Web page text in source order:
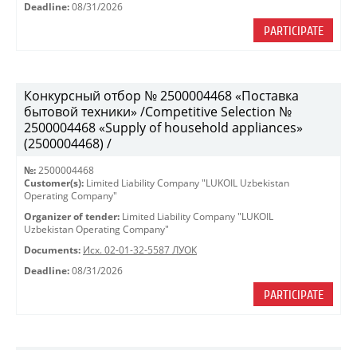
Deadline: 08/31/2026
PARTICIPATE
Конкурсный отбор № 2500004468 «Поставка
бытовой техники» /Competitive Selection №
2500004468 «Supply of household appliances»
(2500004468) /
№: 2500004468
Customer(s): Limited Liability Company "LUKOIL Uzbekistan
Operating Company"
Organizer of tender: Limited Liability Company "LUKOIL
Uzbekistan Operating Company"
Documents: Исх. 02-01-32-5587 ЛУОК
Deadline: 08/31/2026
PARTICIPATE